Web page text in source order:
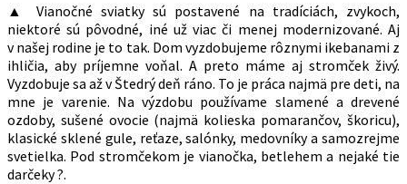
▲ Vianočné sviatky sú postavené na tradíciách, zvykoch,
niektoré sú pôvodné, iné už viac či menej modernizované. Aj
v našej rodine je to tak. Dom vyzdobujeme rôznymi ikebanami z
ihličia, aby príjemne voňal. A preto máme aj stromček živý.
Vyzdobuje sa až v Štedrý deň ráno. To je práca najmä pre deti, na
mne je varenie. Na výzdobu používame slamené a drevené
ozdoby, sušené ovocie (najmä kolieska pomarančov, škoricu),
klasické sklené gule, reťaze, salónky, medovníky a samozrejme
svetielka. Pod stromčekom je vianočka, betlehem a nejaké tie
darčeky ?.